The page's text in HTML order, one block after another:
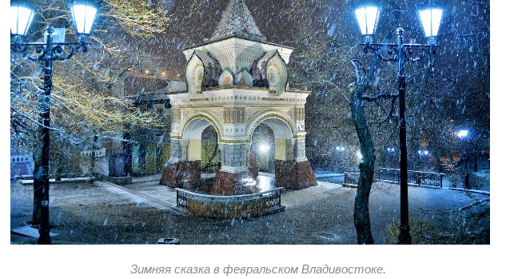
Зимняя сказка в февральском Владивостоке.